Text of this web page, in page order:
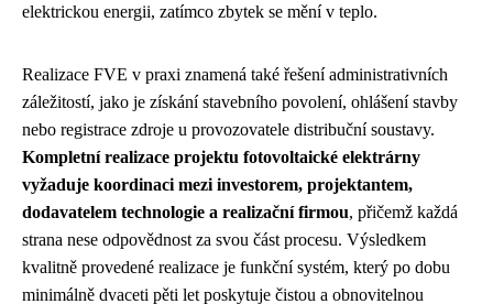
elektrickou energii, zatímco zbytek se mění v teplo.
Realizace FVE v praxi znamená také řešení administrativních
záležitostí, jako je získání stavebního povolení, ohlášení stavby
nebo registrace zdroje u provozovatele distribuční soustavy.
Kompletní realizace projektu fotovoltaické elektrárny
vyžaduje koordinaci mezi investorem, projektantem,
dodavatelem technologie a realizační firmou, přičemž každá
strana nese odpovědnost za svou část procesu. Výsledkem
kvalitně provedené realizace je funkční systém, který po dobu
minimálně dvaceti pěti let poskytuje čistou a obnovitelnou